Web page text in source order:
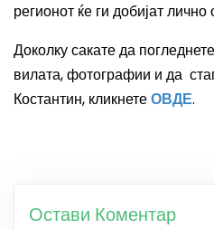
регионот ќе ги добијат лично
Доколку сакате да
вилата, фотографии и да
Костантин, кликнетеОВДЕ.
Остави Коментар